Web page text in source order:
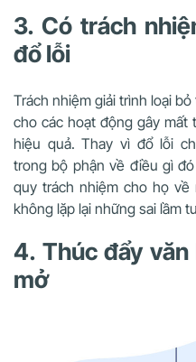
3. Có trách
đổ lỗi
Trách nhiệm giải trình loại
cho các hoạt động gây mất
hiệu quả. Thay vì đổ lỗi
trong bộ phận về điều gì
quy trách nhiệm cho họ
không lặp lại những sai lầm
4. Thúc đẩy
mở